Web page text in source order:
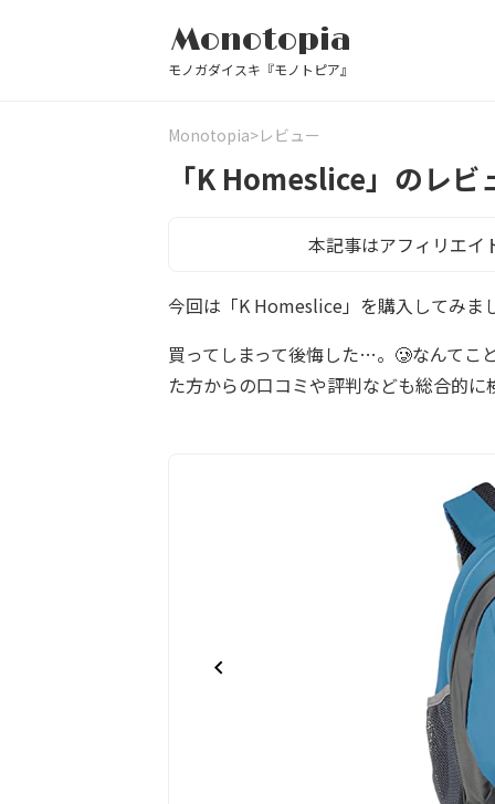
Monotopia
モノガダイスキ『モノトピア』
Monotopia レビュー
「K Homeslice」のレ
本記事はアフィリエイ
今回は「K Homeslice」を購入してみま
買ってしまって後悔した…。🥲なんてこ
た方からの口コミや評判なども総合的